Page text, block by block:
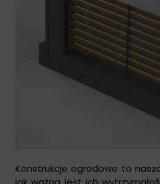
Konstrukcje ogrodowe to